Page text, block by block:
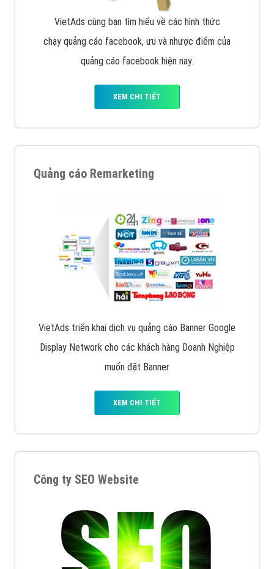
VietAds cùng bạn tìm hiểu về các hình thức
chạy quảng cáo facebook, ưu và nhược điểm của
quảng cáo facebook hiện nay.
XEM CHI TIẾT
Quảng cáo Remarketing
VietAds triển khai dịch vụ quảng cáo Banner Google
Display Network cho các khách hàng Doanh Nghiệp
muốn đặt Banner
XEM CHI TIẾT
Công ty SEO Website